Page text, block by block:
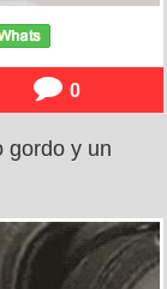
0
gordo y un